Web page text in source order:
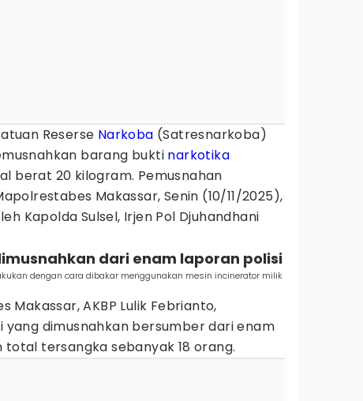
Reserse Narkoba (Satresnarkoba)
barang bukti narkotika
berat 20 kilogram. Pemusnahan
Makassar, Senin (10/11/2025),
Kapolda Sulsel, Irjen Pol Djuhandhani
dari enam laporan polisi
dengan cara dibakar menggunakan mesin incinerator milik
Makassar, AKBP Lulik Febrianto,
dimusnahkan bersumber dari enam
total tersangka sebanyak 18 orang.